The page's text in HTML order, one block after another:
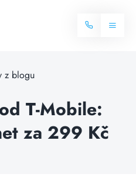
Toggle
internetu
Televize
z blogu
T-Mobile:
za 299 Kč